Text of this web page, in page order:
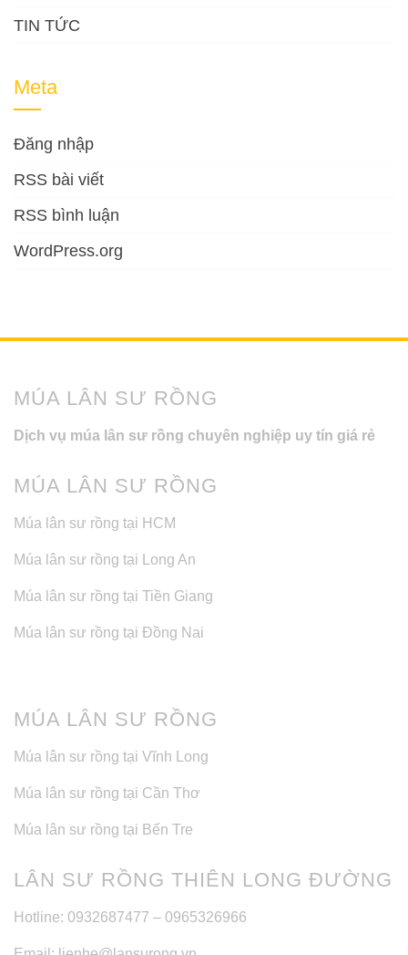
TIN TỨC
Meta
Đăng nhập
RSS bài viết
RSS bình luận
WordPress.org
MÚA LÂN SƯ RỒNG
Dịch vụ múa lân sư rồng chuyên nghiệp uy tín giá rẻ
MÚA LÂN SƯ RỒNG
Múa lân sư rồng tại HCM
Múa lân sư rồng tại Long An
Múa lân sư rồng tại Tiền Giang
Múa lân sư rồng tại Đồng Nai
MÚA LÂN SƯ RỒNG
Múa lân sư rồng tại Vĩnh Long
Múa lân sư rồng tại Cần Thơ
Múa lân sư rồng tại Bến Tre
LÂN SƯ RỒNG THIÊN LONG ĐƯỜNG
Hotline: 0932687477 – 0965326966